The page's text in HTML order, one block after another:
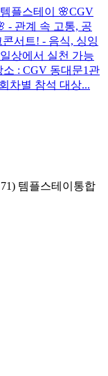
플스테이 🌸CGV
- 관계 속 고통, 공
서트! - 음식, 싱잉
상에서 실천 가능
: CGV 동대문1관
차별 참석 대상...
템플스테이통합